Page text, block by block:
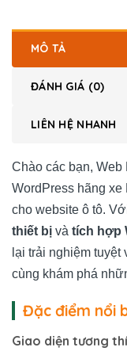
MÔ TẢ
ĐÁNH GIÁ (0)
LIÊN HỆ NHANH
Chào các bạn,
WordPress hãng
cho website ô tô.
thiết bị và tích hợp
lại trải nghiệm
cùng khám phá
Đặc điểm nổi
Giao diện tương